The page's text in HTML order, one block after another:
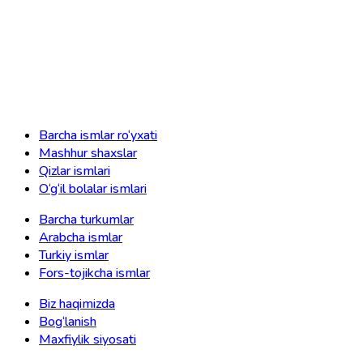
Barcha ismlar ro‘yxati
Mashhur shaxslar
Qizlar ismlari
O‘g‘il bolalar ismlari
Barcha turkumlar
Arabcha ismlar
Turkiy ismlar
Fors-tojikcha ismlar
Biz haqimizda
Bog‘lanish
Maxfiylik siyosati